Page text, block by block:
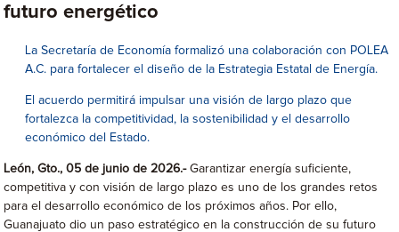
futuro energético
La Secretaría de Economía formalizó una colaboración con POLEA
A.C. para fortalecer el diseño de la Estrategia Estatal de Energía.
El acuerdo permitirá impulsar una visión de largo plazo que
fortalezca la competitividad, la sostenibilidad y el desarrollo
económico del Estado.
León, Gto., 05 de junio de 2026.-Garantizar energía suficiente,
competitiva y con visión de largo plazo es uno de los grandes retos
para el desarrollo económico de los próximos años. Por ello,
Guanajuato dio un paso estratégico en la construcción de su futuro